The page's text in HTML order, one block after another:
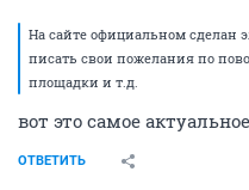
На сайте официальном
писать свои пожелания по
площадки и т.д.
вот это самое
ОТВЕТИТЬ